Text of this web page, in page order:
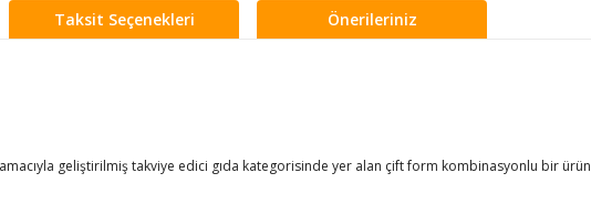
Taksit Seçenekleri Önerileriniz
geliştirilmiş takviye edici gıda kategorisinde yer alan çift form kombinasyonlu bir